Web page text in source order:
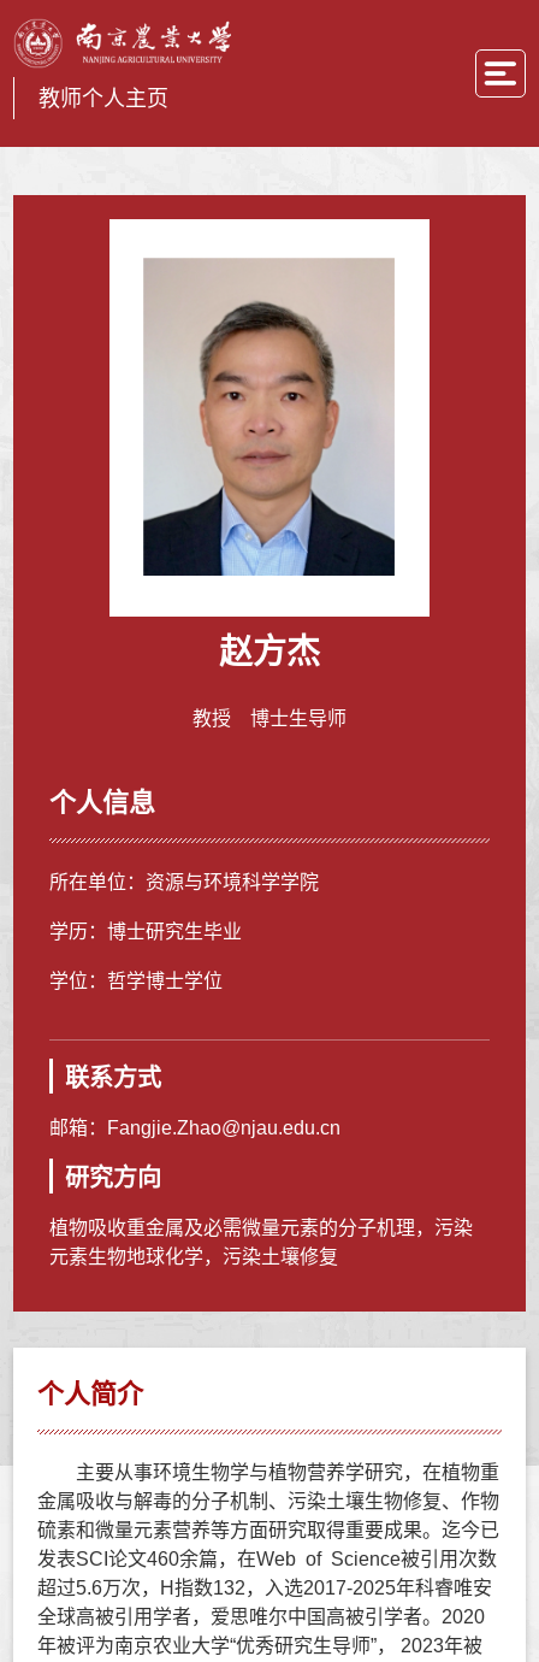
教师个人主页
赵方杰
教授 博士生导师
个人信息
所在单位：资源与环境科学学院
学历：博士研究生毕业
学位：哲学博士学位
联系方式
邮箱： Fangjie.Zhao@njau.edu.cn
研究方向
植物吸收重金属及必需微量元素的分子机理，污染
元素生物地球化学，污染土壤修复
个人简介
主要从事环境生物学与植物营养学研究，在植物重
金属吸收与解毒的分子机制、污染土壤生物修复、作物
硫素和微量元素营养等方面研究取得重要成果。迄今已
发表SCI论文460余篇，在Web of Science被引用次数
超过5.6万次，H指数132，入选2017-2025年科睿唯安
全球高被引用学者，爱思唯尔中国高被引学者。2020
年被评为南京农业大学“优秀研究生导师”， 2023年被